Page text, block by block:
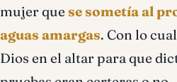
mujer que se sometía al
aguas amargas. Con lo
Dios en el altar para que